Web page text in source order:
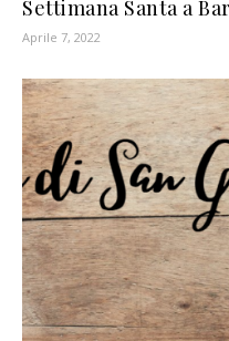
Settimana Santa a
Aprile 7, 2022